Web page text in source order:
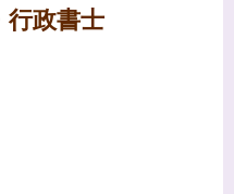
行政書士